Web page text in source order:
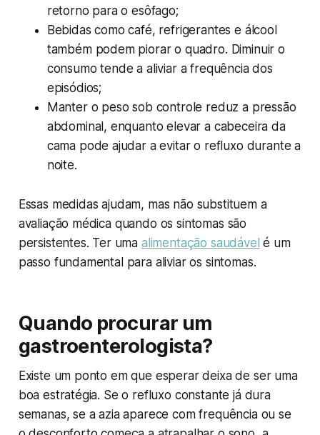
retorno para o esôfago;
Bebidas como café, refrigerantes e álcool
também podem piorar o quadro. Diminuir o
consumo tende a aliviar a frequência dos
episódios;
Manter o peso sob controle reduz a pressão
abdominal, enquanto elevar a cabeceira da
cama pode ajudar a evitar o refluxo durante a
noite.
Essas medidas ajudam, mas não substituem a
avaliação médica quando os sintomas são
persistentes. Ter uma alimentação saudável é um
passo fundamental para aliviar os sintomas.
Quando procurar um
gastroenterologista?
Existe um ponto em que esperar deixa de ser uma
boa estratégia. Se o refluxo constante já dura
semanas, se a azia aparece com frequência ou se